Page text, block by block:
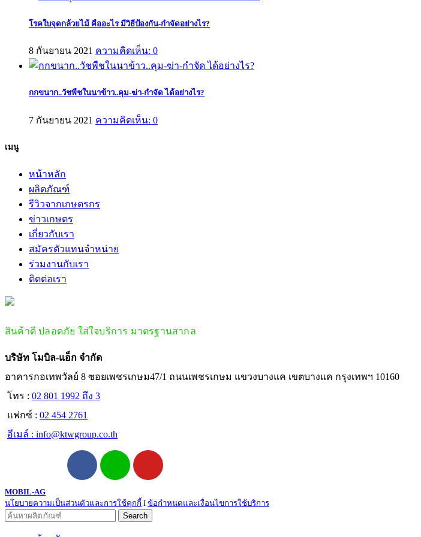
โรคใบจุดกล้วยไม้ คืออะไร มีวิธีป้องกัน-กำจัดอย่างไร?
8 กันยายน 2021 ความคิดเห็น: 0
กกขนาก..วัชพืชในนาข้าว..คุม-ฆ่า-กำจัด ได้อย่างไร?
7 กันยายน 2021 ความคิดเห็น: 0
เมนู
หน้าหลัก
ผลิตภัณฑ์
รีวิวจากเกษตรกร
ข่าวเกษตร
เกี่ยวกับเรา
สมัครตัวแทนจำหน่าย
ร่วมงานกับเรา
ติดต่อเรา
สินค้าดี ปลอดภัย ใส่ใจบริการ มาตรฐานสากล
บริษัท โมบิล-แอ็ก จำกัด
อาคารกอเทพวัลย์ 8 ซอยเพชรเกษม47/1 ถนนเพชรเกษม แขวงบางแค เขตบางแค กรุงเทพฯ 10160
โทร : 02 801 1992 ถึง 3
แฟกซ์ : 02 454 2761
อีเมล์ : info@ktwgroup.co.th
MOBIL-AG
นโยบายความเป็นส่วนตัวและการใช้คุกกี้ I ข้อกำหนดและเงื่อนไขการใช้บริการ
Search